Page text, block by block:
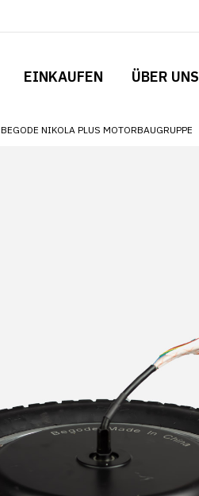
EINKAUFEN ÜBER UNS
BEGODE NIKOLA PLUS MOTORBAUGRUPPE